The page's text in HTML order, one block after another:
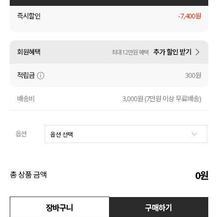
원피스
액티브
아우터
코디템
즉시할인 -7,400원
회원혜택 최대 12만원 혜택 추가 할인 받기
적립금 300원
배송비 3,000원 (7만원 이상 무료배송)
옵션
총 상품 금액 0원
장바구니 구매하기